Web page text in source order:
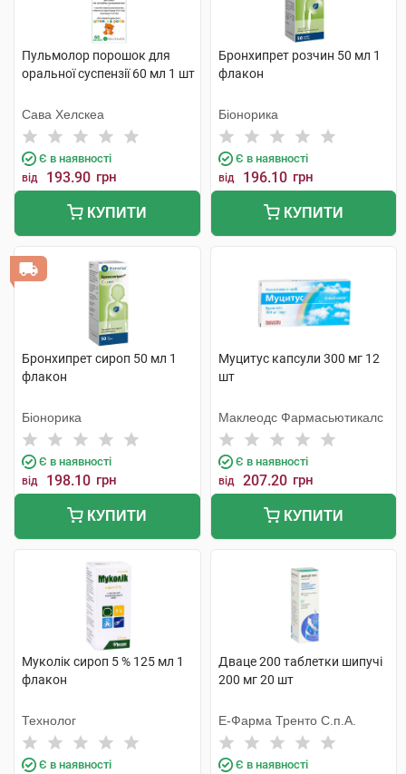
Пульмолор порошок для
оральної суспензії 60 мл 1 шт
Сава Хелскеа
Є в наявності
від 193.90 грн
КУПИТИ
Бронхипрет розчин 50 мл 1
флакон
Біонорика
Є в наявності
від 196.10 грн
КУПИТИ
Бронхипрет сироп 50 мл 1
флакон
Біонорика
Є в наявності
від 198.10 грн
КУПИТИ
Муцитус капсули 300 мг 12
шт
Маклеодс Фармасьютикалс
Є в наявності
від 207.20 грн
КУПИТИ
Муколік сироп 5 % 125 мл 1
флакон
Технолог
Є в наявності
Дваце 200 таблетки шипучі
200 мг 20 шт
Е-Фарма Тренто С.п.А.
Є в наявності